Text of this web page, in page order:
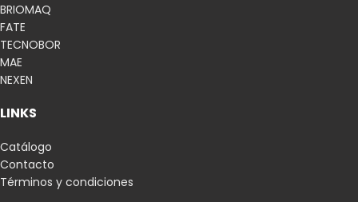
BRIOMAQ
FATE
TECNOBOR
MAE
NEXEN
LINKS
Catálogo
Contacto
Términos y condiciones